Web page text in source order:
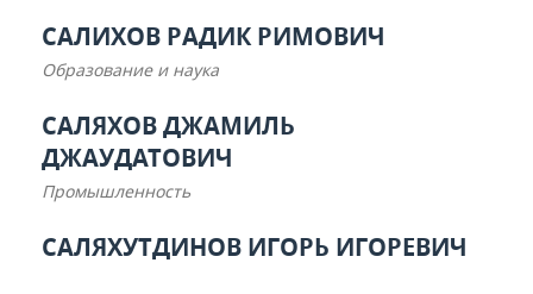
САЛИХОВ РАДИК РИМОВИЧ
Образование и наука
САЛЯХОВ ДЖАМИЛЬ
ДЖАУДАТОВИЧ
Промышленность
САЛЯХУТДИНОВ ИГОРЬ ИГОРЕВИЧ